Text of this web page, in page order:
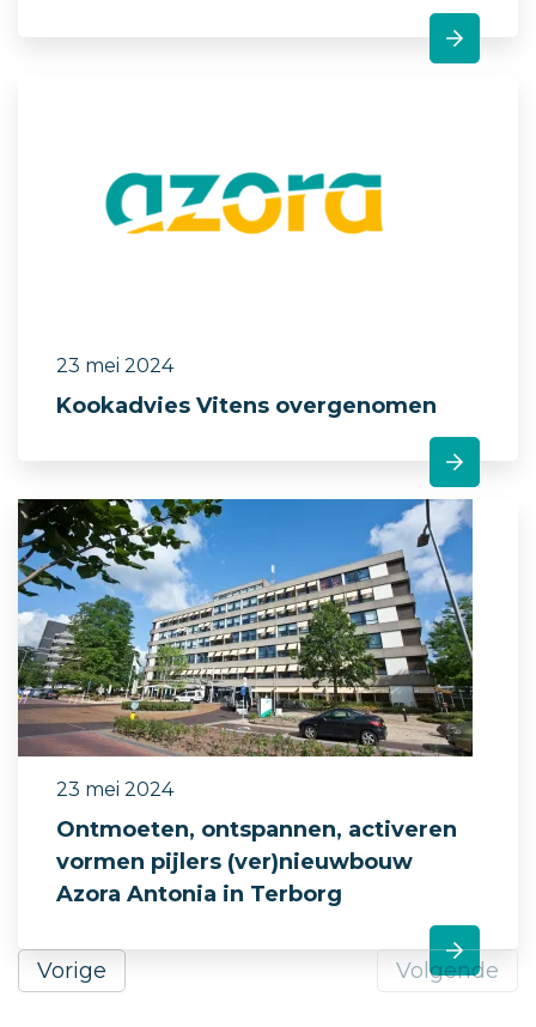
23 mei 2024
Kookadvies Vitens overgenomen
23 mei 2024
Ontmoeten, ontspannen, activeren
vormen pijlers (ver)nieuwbouw
Azora Antonia in Terborg
Vorige Volgende